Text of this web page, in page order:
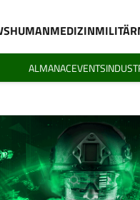
HUMANMEDIZIN
ALMANACEVENTS